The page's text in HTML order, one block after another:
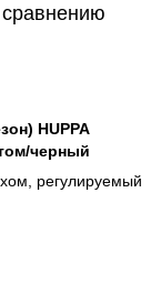
HUPPA
черный
регулируемый